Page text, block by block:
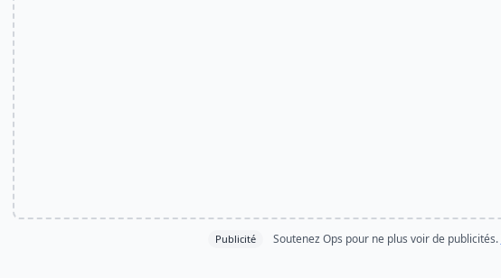
Publicité Soutenez Ops pour ne plus voir de publicités.